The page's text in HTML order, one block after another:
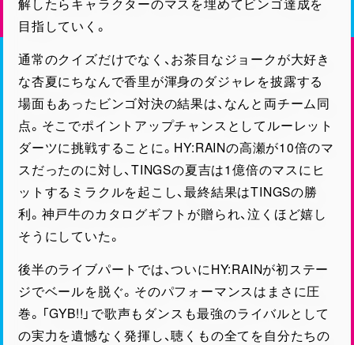
目指していく。
通常のクイズだけでなく、お茶目なジョークが大好き
な杏夏にちなんで香里が渾身のダジャレを披露する
場面もあったビンゴ対決の結果は、なんと両チーム同
点。そこでポイントアップチャンスとしてルーレット
ダーツに挑戦することに。HY:RAINの高瀬が10倍のマ
スだったのに対し、TINGSの夏吉は1億倍のマスにヒ
ットするミラクルを起こし、最終結果はTINGSの勝
利。神戸牛のカタログギフトが贈られ、泣くほど嬉し
そうにしていた。
後半のライブパートでは、ついにHY:RAINが初ステー
ジでベールを脱ぐ。そのパフォーマンスはまさに圧
巻。「GYB!!」で歌声もダンスも最強のライバルとして
の実力を遺憾なく発揮し、聴くもの全てを自分たちの